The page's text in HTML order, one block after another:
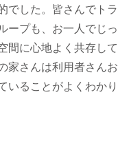
でした。皆さんでトラ
ープも、お一人でじっ
間に心地よく共存して
家さんは利用者さんお
いることがよくわかり